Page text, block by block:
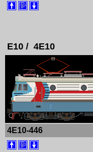
E10 / 4E10
4E10-446